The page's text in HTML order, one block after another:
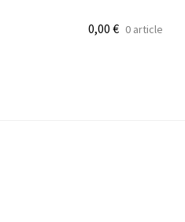
0,00 € 0 article